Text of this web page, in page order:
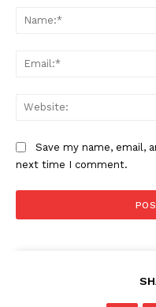
Save my name, email,
next time I comment.